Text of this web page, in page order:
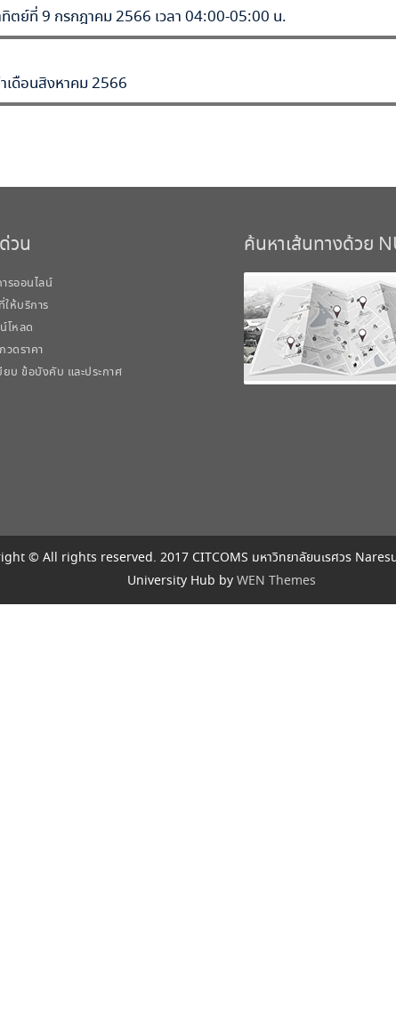
ทิตย์ที่ 9 กรกฎาคม 2566 เวลา 04:00-05:00 น.
เดือนสิงหาคม 2566
วน
รออนไลน์
ห้บริการ
โหลด
วดราคา
ยบ ข้อบังคับ และประกาศ
ค้นหาเส้นทางด้วย
© All rights reserved. 2017 CITCOMS มหาวิทยาลัยนเรศวร
University Hub by WEN Themes